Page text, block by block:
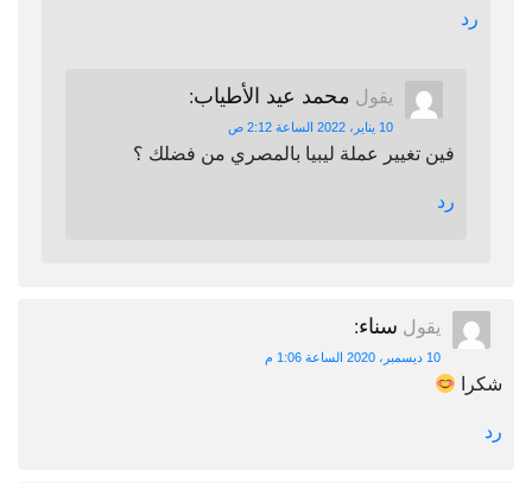
رد
يقول محمد عيد الأطياب:
10 يناير، 2022 الساعة 2:12 ص
فين تغيير عملة ليبيا بالمصري من فضلك ؟
رد
يقول سناء:
10 ديسمبر، 2020 الساعة 1:06 م
شكرا
رد